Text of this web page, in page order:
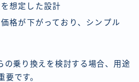
想定した設計
格が下がっており、シンプル
の乗り換えを検討する場合、用途
要です。